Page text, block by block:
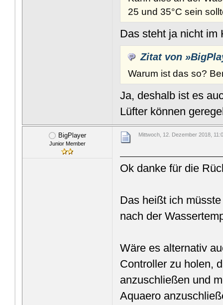
25 und 35°C sein
Das steht ja nicht im
Zitat von
Warum ist das so?
Ja, deshalb ist es
Lüfter können
BigPlayer
Junior Member
Mittwoch, 12. Dezember 2018,
Ok danke für die
Das heißt ich
nach der
Wäre es alternativ
Controller zu holen,
anzuschließen und
Aquaero